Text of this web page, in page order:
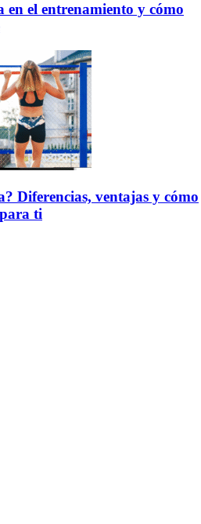
en el entrenamiento y cómo
Diferencias, ventajas y cómo
ti